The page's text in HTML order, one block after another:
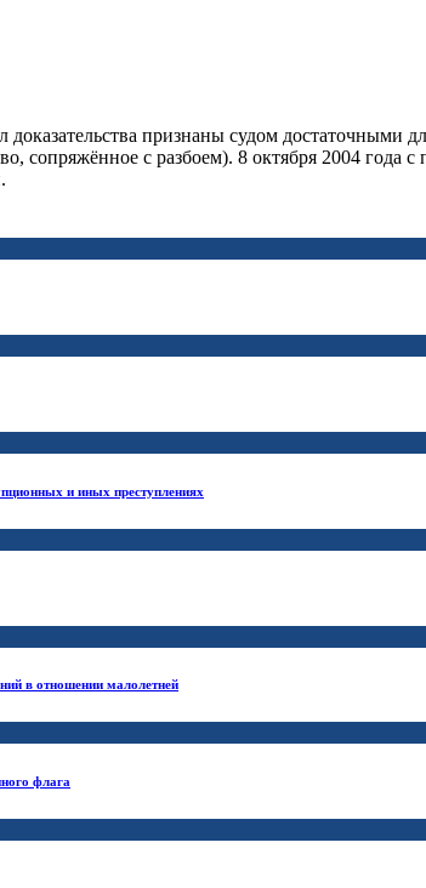
признаны судом достаточными
с разбоем). 8 октября 2004 года
и иных преступлениях
в отношении малолетней
флага